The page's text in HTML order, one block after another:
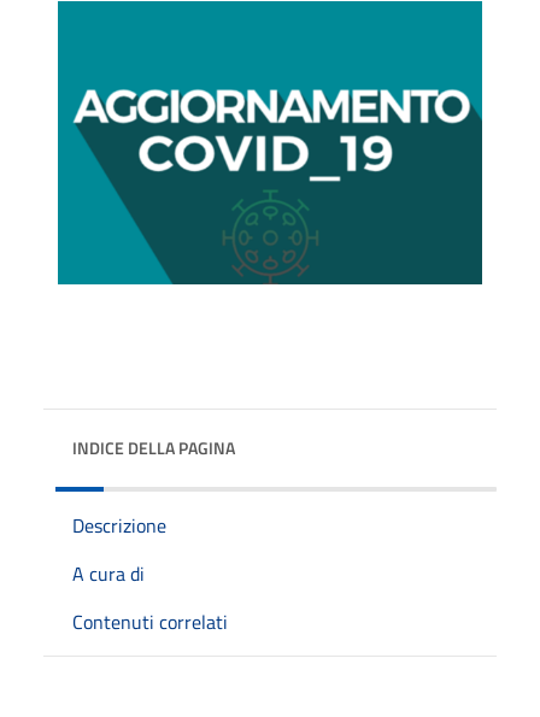
INDICE DELLA PAGINA
Descrizione
A cura di
Contenuti correlati